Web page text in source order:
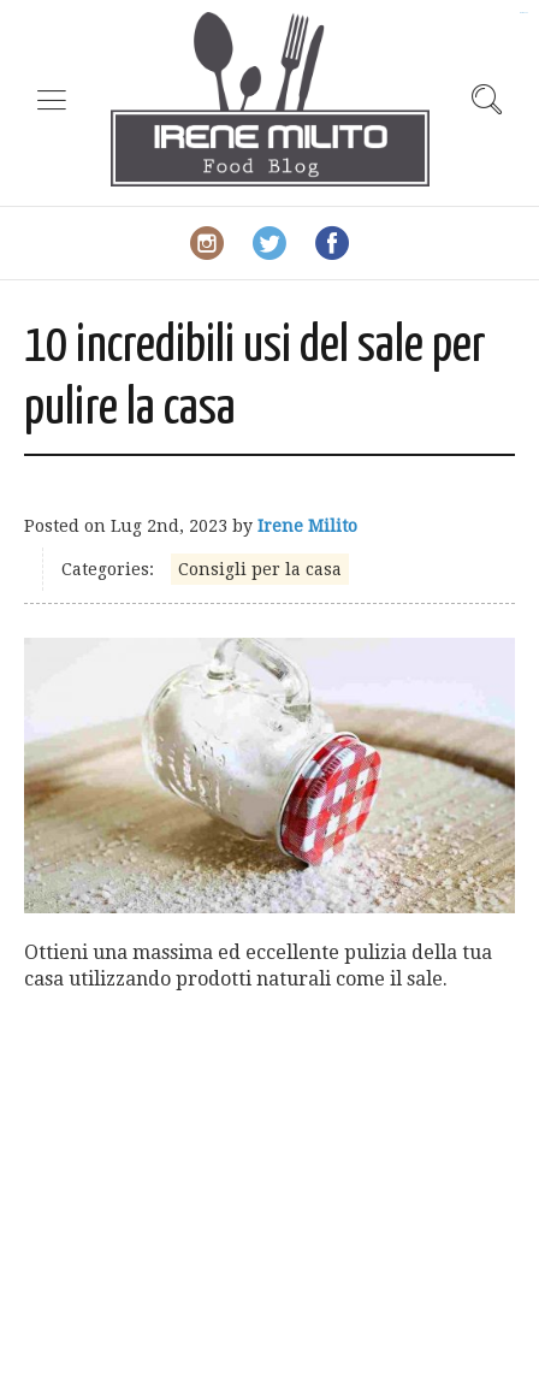
10 incredibili usi del sale per
pulire la casa
Posted on Lug 2nd, 2023 by Irene Milito
Categories: Consigli per la casa
Ottieni una massima ed eccellente pulizia della tua
casa utilizzando prodotti naturali come il sale.